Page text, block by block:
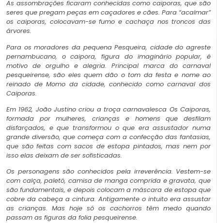
As assombrações ficaram conhecidas como caiporas, que são
seres que pregam peças em caçadores e cães. Para “acalmar”
os caiporas, colocavam-se fumo e cachaça nos troncos das
árvores.
Para os moradores da pequena Pesqueira, cidade do agreste
pernambucano, o caipora, figura do imaginário popular, é
motivo de orgulho e alegria. Principal marca do carnaval
pesqueirense, são eles quem dão o tom da festa e nome ao
reinado de Momo da cidade, conhecido como carnaval dos
Caiporas.
Em 1962, João Justino criou a troça carnavalesca Os Caiporas,
formada por mulheres, crianças e homens que desfilam
disfarçados, e que transformou o que era assustador numa
grande diversão, que começa com a confecção das fantasias,
que são feitas com sacos de estopa pintados, mas nem por
isso elas deixam de ser sofisticadas.
Os personagens são conhecidos pela irreverência. Vestem-se
com calça, paletó, camisa de manga comprida e gravata, que
são fundamentais, e depois colocam a máscara de estopa que
cobre da cabeça a cintura. Antigamente o intuito era assustar
as crianças. Mas hoje só os cachorros têm medo quando
passam as figuras da folia pesqueirense.